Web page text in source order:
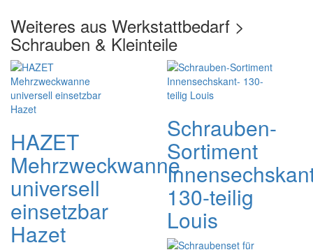
Weiteres aus Werkstattbedarf >
Schrauben & Kleinteile
HAZET
Mehrzweckwanne
universell
einsetzbar
Hazet
Schrauben-
Sortiment
130-teilig
Louis